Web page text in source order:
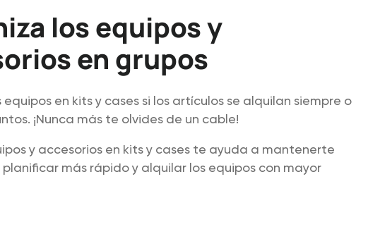
los equipos y
en grupos
equipos en kits y cases si los artículos se alquilan siempre o
¡Nunca más te olvides de un cable!
y accesorios en kits y cases te ayuda a mantenerte
más rápido y alquilar los equipos con mayor